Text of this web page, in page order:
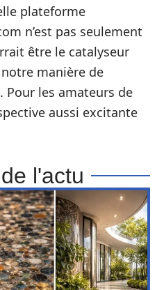
plateforme
n’est pas seulement
être le catalyseur
manière de
Pour les amateurs de
aussi excitante
l'actu